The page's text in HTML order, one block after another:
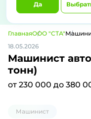
Да
ГлавнаяООО "СТА"
18.05.2026
Машинист
тонн)
от 230 000 до 380
Машинист